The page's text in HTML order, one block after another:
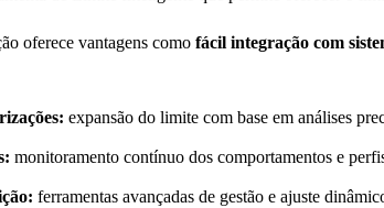
oferece vantagens comofácil integração com
expansão do limite com base em análises
monitoramento contínuo dos comportamentos e
ferramentas avançadas de gestão e ajuste